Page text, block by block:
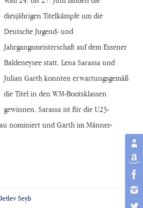
diesjährigen Titelkämpfe um die
Deutsche Jugend- und
Jahrgangsmeisterschaft auf dem Essener
Baldeneysee statt. Lena Sarassa und
Julian Garth konnten erwartungsgemäß
die Titel in den WM-Bootsklassen
gewinnen. Sarassa ist für die U23-
nominiert und Garth im Männer-
Seyb